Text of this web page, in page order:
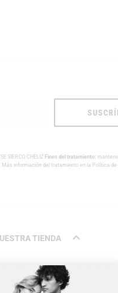
SIERCO CHELIZ Fines del tratamiento:
información del tratamiento en la Política de
TIENDA